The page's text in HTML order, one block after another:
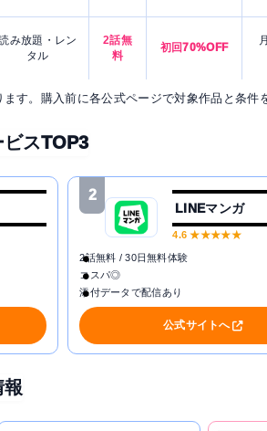
み放題・レン
タル
2話無
料
初回70%OFF
す。購入前に各公式ページで対象作品と条件
スTOP3
2
LINEマンガ
4.6 ★★★★★
2話無料 / 30日無料体験
コスパ◎
添付データで配信あり
公式サイトへ
報